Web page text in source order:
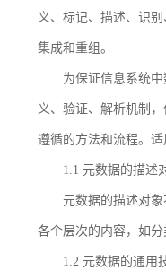
义、标记、描述、识
集成和重组。
为保证信息系统
义、验证、解析机制
遵循的方法和流程。
1.1 元数据的描述
元数据的描述对
各个层次的内容，如
1.2 元数据的通用